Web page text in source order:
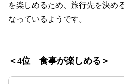
を楽しめるため、旅行先を決め
なっているようです。
＜4位 食事が楽しめる＞